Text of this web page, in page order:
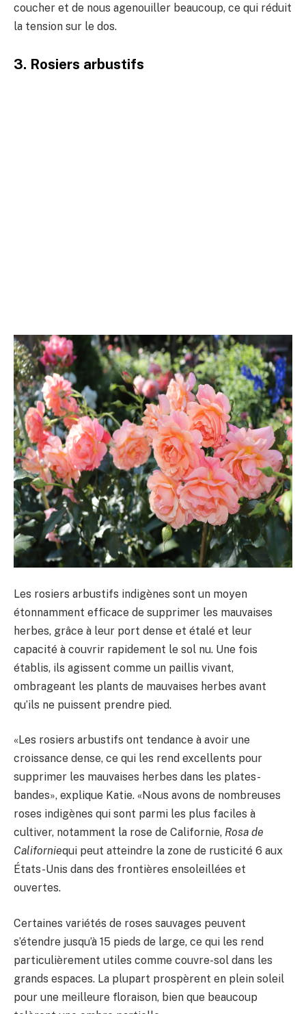
coucher et de nous agenouiller beaucoup, ce qui réduit
la tension sur le dos.
3. Rosiers arbustifs
Les rosiers arbustifs indigènes sont un moyen
étonnamment efficace de supprimer les mauvaises
herbes, grâce à leur port dense et étalé et leur
capacité à couvrir rapidement le sol nu. Une fois
établis, ils agissent comme un paillis vivant,
ombrageant les plants de mauvaises herbes avant
qu’ils ne puissent prendre pied.
«Les rosiers arbustifs ont tendance à avoir une
croissance dense, ce qui les rend excellents pour
supprimer les mauvaises herbes dans les plates-
bandes», explique Katie. «Nous avons de nombreuses
roses indigènes qui sont parmi les plus faciles à
cultiver, notamment la rose de Californie, Rosa de
Californiequi peut atteindre la zone de rusticité 6 aux
États-Unis dans des frontières ensoleillées et
ouvertes.
Certaines variétés de roses sauvages peuvent
s’étendre jusqu’à 15 pieds de large, ce qui les rend
particulièrement utiles comme couvre-sol dans les
grands espaces. La plupart prospèrent en plein soleil
pour une meilleure floraison, bien que beaucoup